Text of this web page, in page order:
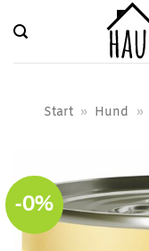
Inhalt
springen
Start » Hund »
-0%